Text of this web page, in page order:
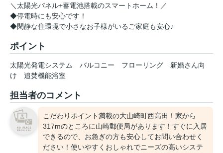
＼太陽光パネル+蓄電池搭載のスマートホーム！／
◆停電時にも安心です！
◆閑静な住環境で小さなお子様がいるご家庭も安心♪
ポイント
太陽光発電システム バルコニー フローリング
新婚さん向
け
追焚機能浴室
担当者のコメント
こだわりポイント満載の大山崎町西高田！家から
317mのところに山崎郵便局があります！すぐに入居
できるので、お急ぎの方も安心してお問い合わせく
ださい！使いやすくおしゃれでニーズの高いシステ